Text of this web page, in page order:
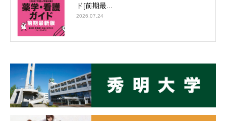
ド[前期最...
2026.07.24